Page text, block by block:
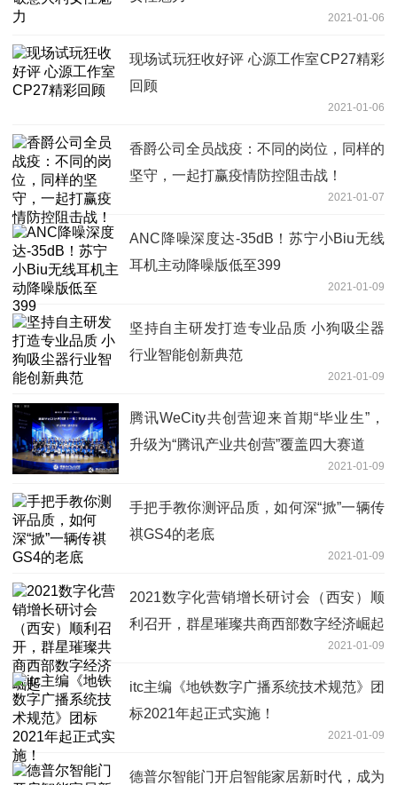
2021-01-06
现场试玩狂收好评 心源工作室CP27精彩
回顾
2021-01-06
香爵公司全员战疫：不同的岗位，同样的
坚守，一起打赢疫情防控阻击战！
2021-01-07
ANC降噪深度达-35dB！苏宁小Biu无线
耳机主动降噪版低至399
2021-01-09
坚持自主研发打造专业品质 小狗吸尘器
行业智能创新典范
2021-01-09
腾讯WeCity共创营迎来首期“毕业生”，
升级为“腾讯产业共创营”覆盖四大赛道
2021-01-09
手把手教你测评品质，如何深“掀”一辆传
祺GS4的老底
2021-01-09
2021数字化营销增长研讨会（西安）顺
利召开，群星璀璨共商西部数字经济崛起
2021-01-09
itc主编《地铁数字广播系统技术规范》团
标2021年起正式实施！
2021-01-09
德普尔智能门开启智能家居新时代，成为